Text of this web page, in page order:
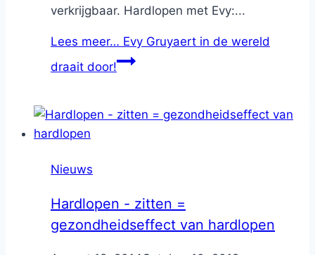
verkrijgbaar. Hardlopen met Evy:...
Lees meer… Evy Gruyaert in de wereld
draait door!
Nieuws
Hardlopen - zitten =
gezondheidseffect van hardlopen